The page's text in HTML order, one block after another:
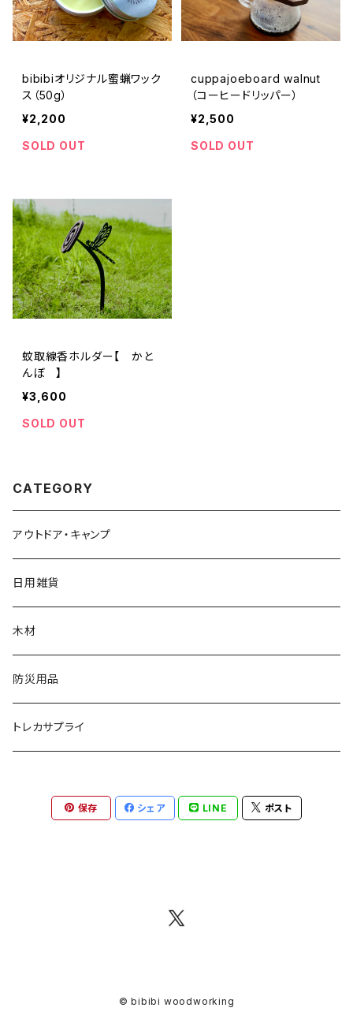
bibibiオリジナル蜜蝋ワック
ス（50g）
¥2,200
SOLD OUT
cuppajoeboard walnut
（コーヒードリッパー）
¥2,500
SOLD OUT
蚊取線香ホルダー【 かと
んぼ 】
¥3,600
SOLD OUT
CATEGORY
アウトドア・キャンプ
日用雑貨
木材
防災用品
トレカサプライ
保存 シェア LINE ポスト
© bibibi woodworking